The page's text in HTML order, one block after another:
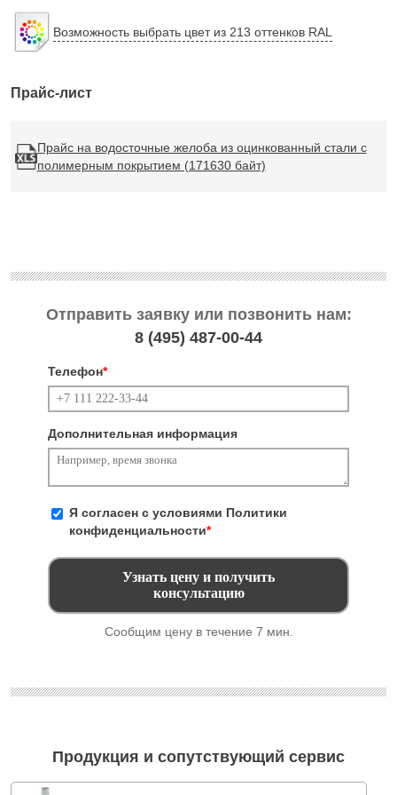
Возможность выбрать цвет из 213 оттенков RAL
Прайс-лист
Прайс на водосточные желоба из оцинкованный стали с
полимерным покрытием (171630 байт)
Отправить заявку или позвонить нам:
8 (495) 487-00-44
Телефон*
Дополнительная информация
Я согласен с условиями Политики
конфиденциальности*
Сообщим цену в течение 7 мин.
Продукция и сопутствующий сервис